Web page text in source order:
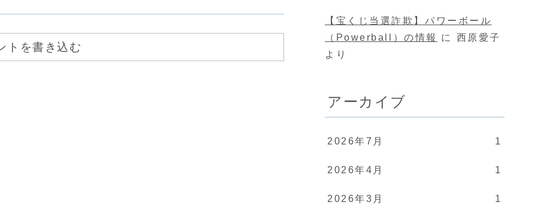
トを書き込む
【宝くじ当選詐欺】パワーボール
（Powerball）の情報
に 西原愛子
より
アーカイブ
2026年7月 1
2026年4月 1
2026年3月 1